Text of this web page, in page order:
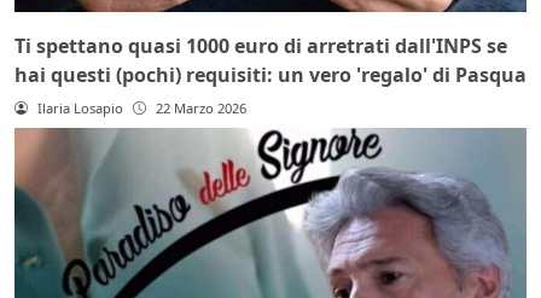
Ti spettano quasi 1000 euro di arretrati dall'INPS se
hai questi (pochi) requisiti: un vero 'regalo' di Pasqua
Ilaria Losapio 22 Marzo 2026